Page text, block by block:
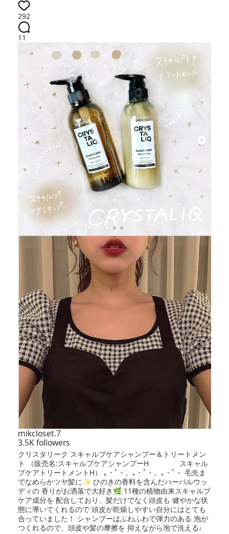
292
11
mikcloset.7
3.5K followers
クリスタリーク スキャルプケアシャンプー＆トリートメン
ト （販売名:スキャルプケアシャンプーH スキャル
プケアトリートメントH） ｡・ﾟ・。｡・ﾟ・。｡・ﾟ・ 毛先ま
でなめらかツヤ髪に✨ ひのきの香料を含んだハーバルウッ
ディの 香りがお洒落で大好き🌿 11種の植物由来スキャルプ
ケア成分を 配合しており、髪だけでなく頭皮も 健やかな状
態に導いてくれるので 頭皮が乾燥しやすい自分にはとても
合っていました！ シャンプーはふわふわで弾力のある 泡が
つくれるので、頭皮や髪の摩擦を 抑えながら泡で洗える♩